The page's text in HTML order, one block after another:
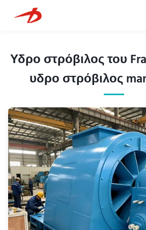
Υδρο στρόβιλος του
υδρο στρόβιλος